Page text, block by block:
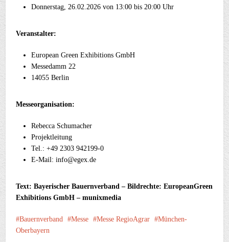
Donnerstag, 26.02.2026 von 13:00 bis 20:00 Uhr
Veranstalter:
European Green Exhibitions GmbH
Messedamm 22
14055 Berlin
Messeorganisation:
Rebecca Schumacher
Projektleitung
Tel.: +49 2303 942199-0
E-Mail: info@egex.de
Text: Bayerischer Bauernverband – Bildrechte: EuropeanGreen
Exhibitions GmbH – munixmedia
Bauernverband Messe Messe RegioAgrar
München-
Oberbayern